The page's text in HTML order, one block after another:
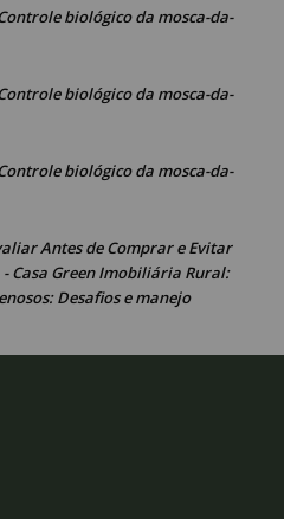
biológico da mosca-da-
biológico da mosca-da-
biológico da mosca-da-
Antes de Comprar e Evitar
Casa Green Imobiliária Rural:
Desafios e manejo